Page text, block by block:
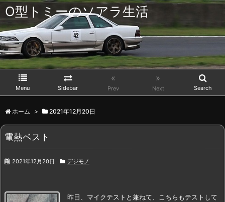
O型トミーのソアラ生活
Menu Sidebar
«
Prev
»
Next Search
ホーム > 2021年12月20日
電熱ベスト
2021年12月20日 デジモノ
昨日、マイクテストと兼ねて、こちらもテストして